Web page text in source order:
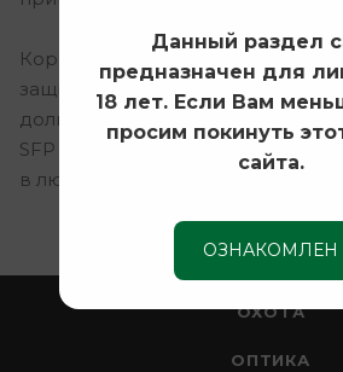
Корпус из прочного
защищает от ударов и влаги,
долговечность и надежность в
SFP Forester 1-5x24 — это ваш
в любой охоте.
ОХОТА
ОПТИКА
Данный раздел
предназначен для
18 лет. Если Вам
просим покинуть
сайта.
ОЗНАКОМЛЕН